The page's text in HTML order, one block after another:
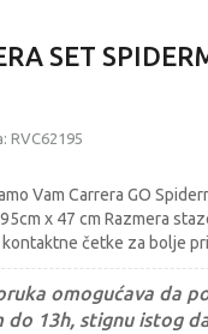
SET
RVC62195
Vam Carrera GO
x 47 cm Razmera
četke za bolje
omogućava da
do 13h, stignu istog